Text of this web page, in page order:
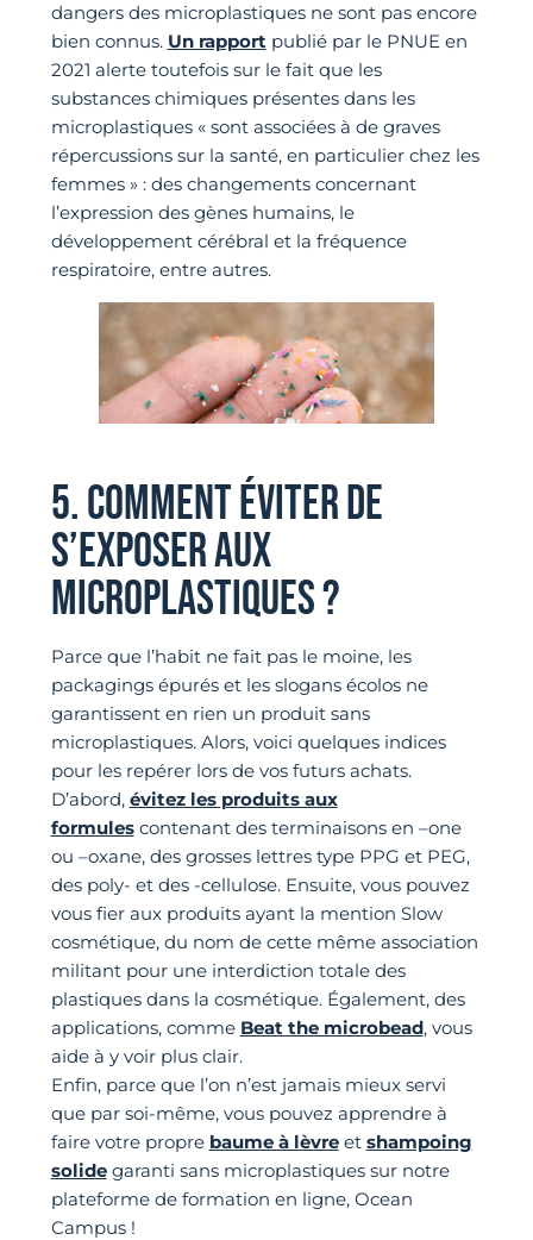
dangers des microplastiques ne sont pas encore
bien connus. Un rapportpublié par le PNUE en
2021 alerte toutefois sur le fait que les
substances chimiques présentes dans les
microplastiques « sont associées à de graves
répercussions sur la santé, en particulier chez les
femmes » : des changements concernant
l’expression des gènes humains, le
développement cérébral et la fréquence
respiratoire, entre autres.
5. COMMENT ÉVITER DE
S’EXPOSER AUX
MICROPLASTIQUES ?
Parce que l’habit ne fait pas le moine, les
packagings épurés et les slogans écolos ne
garantissent en rien un produit sans
microplastiques. Alors, voici quelques indices
pour les repérer lors de vos futurs achats.
D’abord, évitez les produits aux
formulescontenant des terminaisons en –one
ou –oxane, des grosses lettres type PPG et PEG,
des poly- et des -cellulose. Ensuite, vous pouvez
vous fier aux produits ayant la mention Slow
cosmétique, du nom de cette même association
militant pour une interdiction totale des
plastiques dans la cosmétique. Également, des
applications, comme Beat the microbead, vous
aide à y voir plus clair.
Enfin, parce que l’on n’est jamais mieux servi
que par soi-même, vous pouvez apprendre à
faire votre propre baume à lèvreet shampoing
solidegaranti sans microplastiques sur notre
plateforme de formation en ligne, Ocean
Campus !